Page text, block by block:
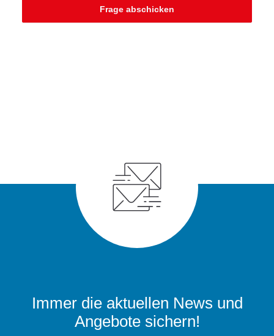
Frage abschicken
Immer die aktuellen News und
Angebote sichern!